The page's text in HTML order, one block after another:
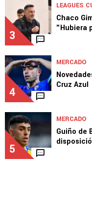
3
LEAGUES
Chaco
"Hubiera
4
MERCADO
Cruz Azul
5
MERCADO
Guiño de